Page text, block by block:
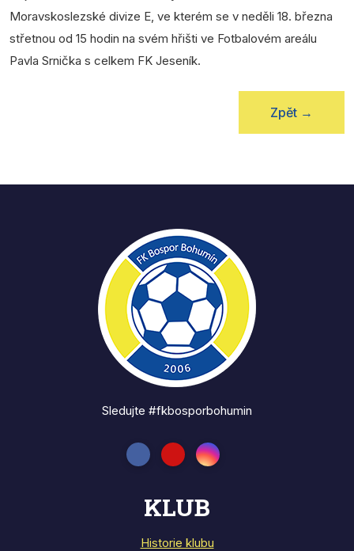
Moravskoslezské divize E, ve kterém se v neděli 18. března
střetnou od 15 hodin na svém hřišti ve Fotbalovém areálu
Pavla Srnička s celkem FK Jeseník.
Zpět →
Sledujte #fkbosporbohumin
KLUB
Historie klubu